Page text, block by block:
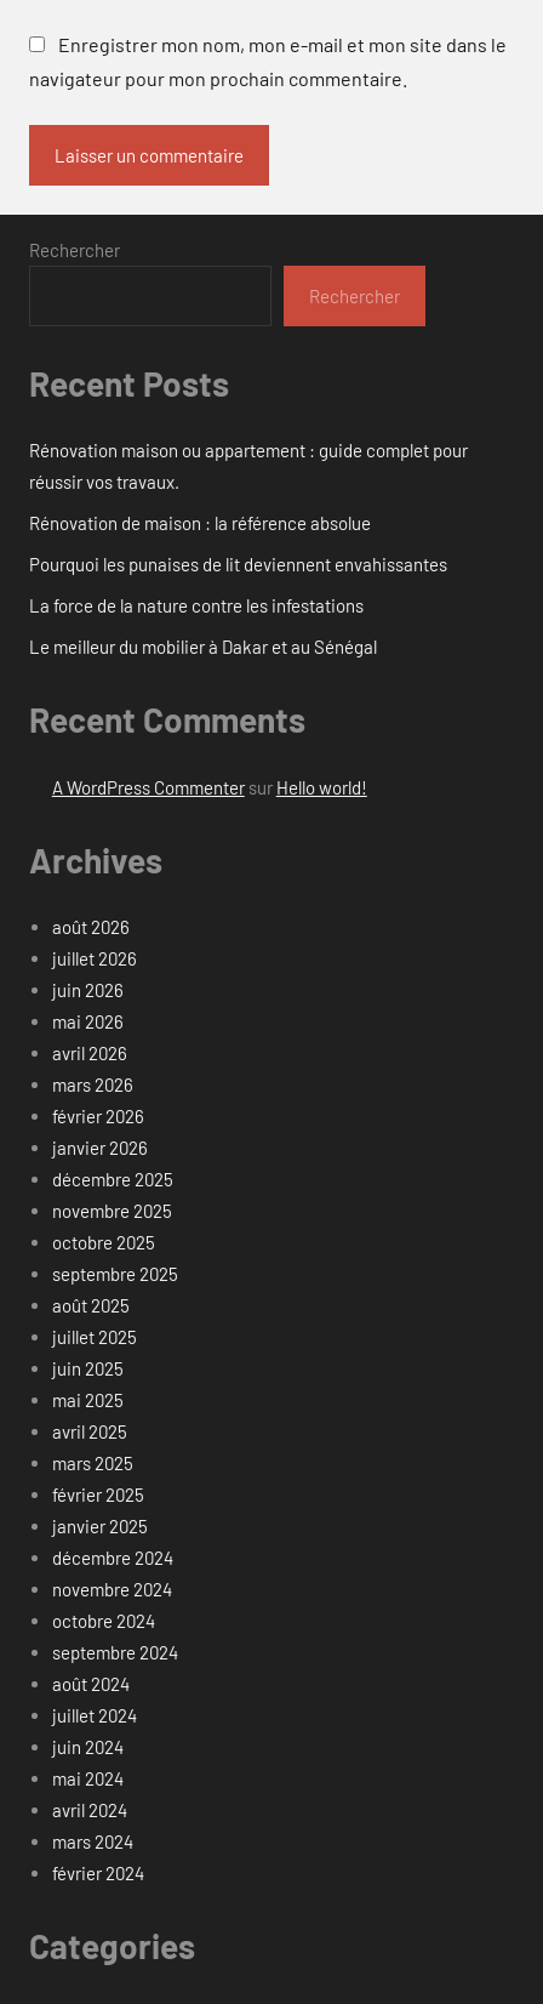
Enregistrer mon nom, mon e-mail et mon site dans le
navigateur pour mon prochain commentaire.
Rechercher
Rechercher
Recent Posts
Rénovation maison ou appartement : guide complet pour
réussir vos travaux.
Rénovation de maison : la référence absolue
Pourquoi les punaises de lit deviennent envahissantes
La force de la nature contre les infestations
Le meilleur du mobilier à Dakar et au Sénégal
Recent Comments
A WordPress Commentersur Hello world!
Archives
août 2026
juillet 2026
juin 2026
mai 2026
avril 2026
mars 2026
février 2026
janvier 2026
décembre 2025
novembre 2025
octobre 2025
septembre 2025
août 2025
juillet 2025
juin 2025
mai 2025
avril 2025
mars 2025
février 2025
janvier 2025
décembre 2024
novembre 2024
octobre 2024
septembre 2024
août 2024
juillet 2024
juin 2024
mai 2024
avril 2024
mars 2024
février 2024
Categories